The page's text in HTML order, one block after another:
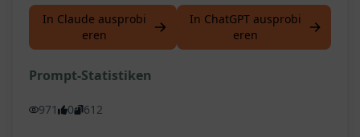
In Claude ausprobi
eren
In ChatGPT ausprobi
eren
Prompt-Statistiken
971 0 612